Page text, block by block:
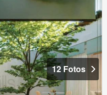
12 Fotos